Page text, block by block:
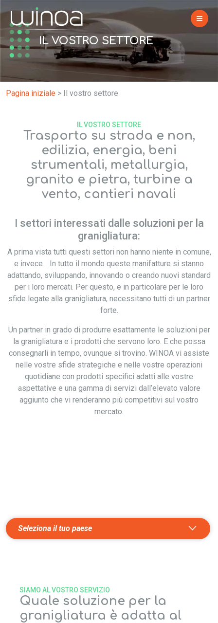
IL VOSTRO SETTORE
Pagina iniziale > Il vostro settore
Trasporto su strada e non,
edilizia, energia, beni
strumentali, metallurgia,
granito e pietra, turbine a
vento, cantieri navali
IL VOSTRO SETTORE
I settori interessati dalle soluzioni per la
granigliatura:
A prima vista tutti questi settori non hanno niente in comune,
e invece… In tutto il mondo queste manifatture si stanno
adattando, sviluppando, innovando o creando nuovi standard
per i loro mercati. Per questo, e in particolare per le loro
sfide legate alla granigliatura, necessitano tutti di un partner
forte.
Un partner in grado di produrre esattamente le soluzioni per
la granigliatura e i prodotti che servono loro. E che possa
consegnarli in tempo, ovunque si trovino. WINOA vi assiste
nelle vostre sfide strategiche e nelle vostre operazioni
quotidiane con prodotti specifici adatti alle vostre
aspettative e una gamma di servizi dall’elevato valore
aggiunto che vi renderanno più competitivi sul vostro
mercato.
Seleziona il tuo paese
Quale soluzione per la
granigliatura è adatta al
SIAMO AL VOSTRO SERVIZIO